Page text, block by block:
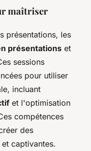
maîtriser
présentations, les
présentations et
sessions
pour utiliser
incluant
et l'optimisation
compétences
des
captivantes.